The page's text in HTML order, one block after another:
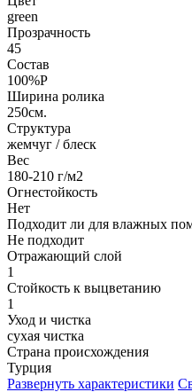
green
Прозрачность
45
Состав
100%P
Ширина ролика
250см.
Структура
жемчуг / блеск
Вес
180-210 г/м2
Огнестойкость
Нет
Подходит ли для влажных
Не подходит
Отражающий слой
1
Стойкость к выцветанию
1
Уход и чистка
сухая чистка
Страна происхождения
Турция
Развернуть характеристики